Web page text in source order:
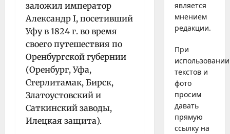
заложил император
Александр I, посетивший
Уфу в 1824 г. во время
своего путешествия по
Оренбургской губернии
(Оренбург, Уфа,
Стерлитамак, Бирск,
Златоустовский и
Саткинский заводы,
Илецкая защита).
является
мнением
редакции.
При
использовании
текстов и
фото
просим
давать
прямую
ссылку на